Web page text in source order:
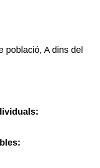
població, A dins del